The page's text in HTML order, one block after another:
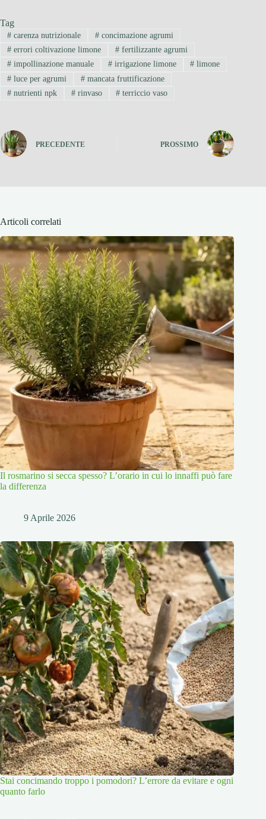
Tag
#carenza nutrizionale #concimazione agrumi
#errori coltivazione limone #fertilizzante agrumi
#impollinazione manuale #irrigazione limone # limone
#luce per agrumi #mancata fruttificazione
#nutrienti npk #rinvaso # terriccio vaso
PRECEDENTE PROSSIMO
Articoli correlati
Il rosmarino si secca spesso? L’orario in cui lo innaffi può fare
la differenza
9 Aprile 2026
Stai concimando troppo i pomodori? L’errore da evitare e ogni
quanto farlo